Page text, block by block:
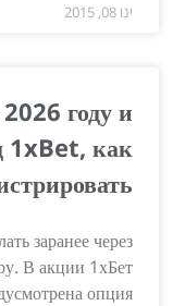
ינו 08, 2015
году и
1xBet, как
заранее через
В акции 1хБет
опция...